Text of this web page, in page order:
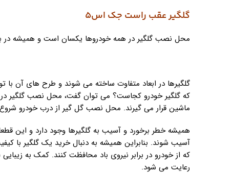
گلگیر عقب راست جک اس5
محل نصب گلگیر در همه خودروها یکسان است و همیشه در
گلگیرها در ابعاد متفاوت ساخته می شوند و طرح های آن
که گلگیر خودرو کجاست؟ می توان گفت، محل نصب گلگیر
ماشین قرار می گیرند. محل نصب گل گیر از درب خودرو
همیشه خطر برخورد و آسیب به گلگیرها وجود دارد و این
آسیب شوند. بنابراین همیشه به دنبال خرید یک گلگیر با
که از خودرو در برابر نیروی باد محافظت کنند. کمک به
رعایت می شود.